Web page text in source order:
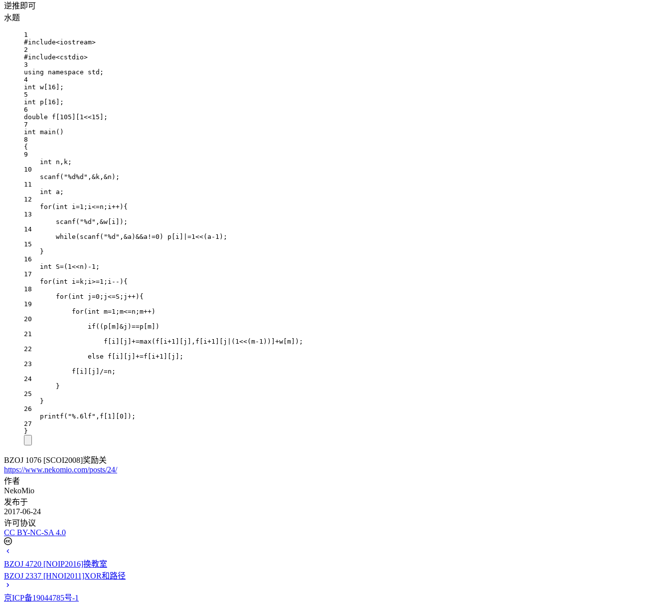
逆推即可
水题
1
#include<iostream>
2
#include<cstdio>
3
using
namespace std ;
4
int w[ 16 ];
5
int p[ 16 ];
6
double f[ 105 1<<15 ];
7
int main ()
8
{
9
int n,k;
10
scanf ( "%d%d " , &k, &n);
11
int a;
12
for( int i=1 ;i<=n;i++){
13
scanf ( "%d " , &w[i]);
14
while ( scanf ( "%d " , &a) &&a !=0 ) p[i] |=1<<(a - 1 );
15
}
16
int S=( 1<<n) - 1 ;
17
for( int i=k;i>=1 ;i -- ){
18
for( int j =0 ;j <=S;j ++){
19
for( int m=1 ;m<=n;m++)
20
if ((p[m] &j) ==p[m])
21
f[i][j] +=max (f[i+1 ][j],f[i+1 ][j ( 1<<(m- 1 ))] +w[m]);
22
else f[i][j] +=f[i+1 ][j];
23
f[i][j] /=n;
24
}
25
}
26
printf ( "%.6lf " ,f[ 1 0 ]);
27
}
BZOJ 1076 [SCOI2008]奖励关
https://www.nekomio.com/posts/24/
作者
NekoMio
发布于
2017-06-24
许可协议
CC BY-NC-SA 4.0
BZOJ 4720 [NOIP2016]换教室
BZOJ 2337 [HNOI2011]XOR和路径
京ICP备19044785号-1